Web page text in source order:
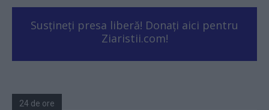
Susțineți presa liberă! Donați aici pentru
Ziaristii.com!
24 de ore